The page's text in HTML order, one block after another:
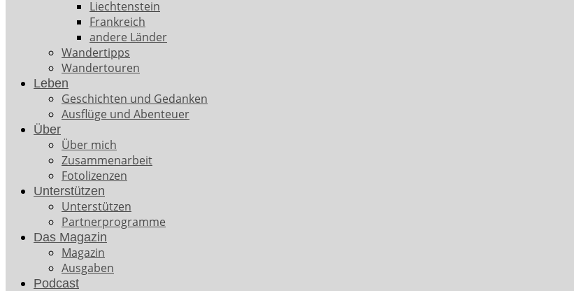
Liechtenstein
Frankreich
andere Länder
Wandertipps
Wandertouren
Leben
Geschichten und Gedanken
Ausflüge und Abenteuer
Über
Über mich
Zusammenarbeit
Fotolizenzen
Unterstützen
Unterstützen
Partnerprogramme
Das Magazin
Magazin
Ausgaben
Podcast